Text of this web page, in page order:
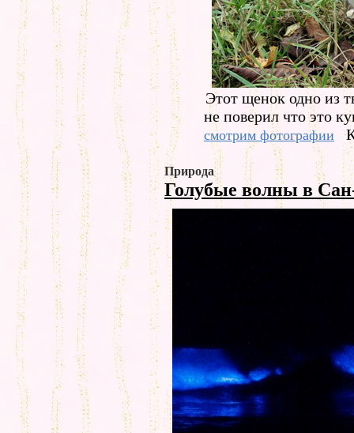
Этот щенок одно из
не поверил что это
смотрим фотографии
Природа
Голубые волны в